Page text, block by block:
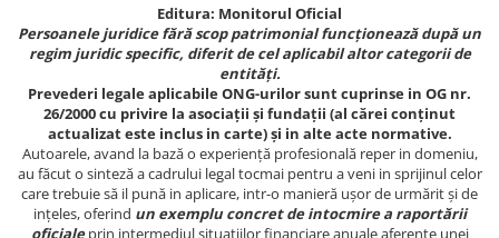
Sociologie
Spiritualitate/Ezoterism
Sport
Stiinte/Educatie
Editura: Monitorul Oficial
Persoanele juridice fără scop patrimonial funcționează după un
regim juridic specific, diferit de cel aplicabil altor categorii de
entități.
Prevederi legale aplicabile ONG-urilor sunt cuprinse in OG nr.
26/2000 cu privire la asociaţii şi fundaţii (al cărei conținut
actualizat este inclus in carte) și in alte acte normative.
Autoarele, avand la bază o experiență profesională reper in domeniu,
au făcut o sinteză a cadrului legal tocmai pentru a veni in sprijinul celor
care trebuie să il pună in aplicare, intr-o manieră ușor de urmărit și de
ințeles, oferind un exemplu concret de intocmire a raportării
oficialeprin intermediul situațiilor financiare anuale aferente unei